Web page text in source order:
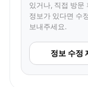
있거나, 직접 방문
정보가 있다면 수
보내주세요.
정보 수정